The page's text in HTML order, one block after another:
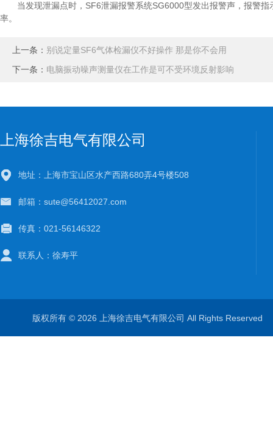
当发现泄漏点时，SF6泄漏报警系统SG6000型发出报警声，报警指
率。
上一条： 别说定量SF6气体检漏仪不好操作 那是你不会用
下一条： 电脑振动噪声测量仪在工作是可不受环境反射影响
上海徐吉电气有限公司
地址：上海市宝山区水产西路680弄4号楼508
邮箱：sute@56412027.com
传真：021-56146322
联系人：徐寿平
版权所有 © 2026 上海徐吉电气有限公司 All Rights